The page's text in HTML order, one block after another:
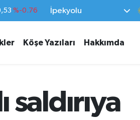
%0.17
%0.02
%-0.76
İpekyolu
Köşe Yazıları Hakkımda